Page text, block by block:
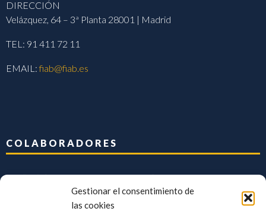
Gestionar el consentimiento de
las cookies
DIRECCIÓN
Velázquez, 64 – 3ª Planta 28001 | Madrid
TEL: 91 411 72 11
EMAIL:fiab@fiab.es
COLABORADORES